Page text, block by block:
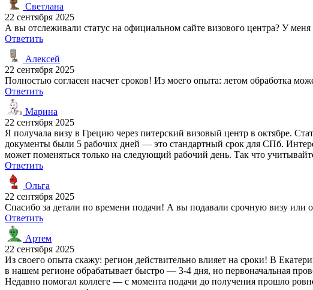
Светлана
22 сентября 2025
А вы отслеживали статус на официальном сайте визового центра? У
Ответить
Алексей
22 сентября 2025
Полностью согласен насчет сроков! Из моего опыта: летом обработка
Ответить
Марина
22 сентября 2025
Я получала визу в Грецию через питерский визовый центр в октябре.
документы были 5 рабочих дней — это стандартный срок для СПб.
может поменяться только на следующий рабочий день. Так что
Ответить
Ольга
22 сентября 2025
Спасибо за детали по времени подачи! А вы подавали срочную визу или
Ответить
Артем
22 сентября 2025
Из своего опыта скажу: регион действительно влияет на сроки! В
в нашем регионе обрабатывает быстро — 3-4 дня, но первоначальная
Недавно помогал коллеге — с момента подачи до получения прошло